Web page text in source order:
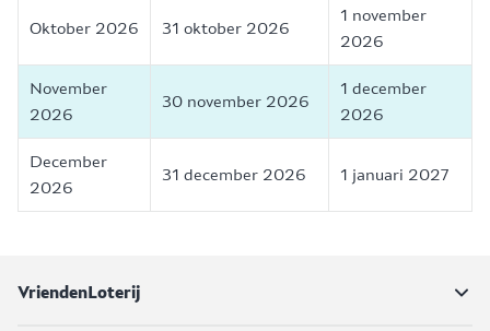
Oktober 2026 31 oktober 2026
1 november
2026
November
2026
30 november 2026
1 december
2026
December
2026
31 december 2026 1 januari 2027
VriendenLoterij